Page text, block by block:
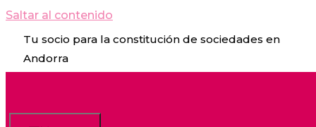
Saltar al contenido
Tu socio para la constitución de sociedades en
Andorra